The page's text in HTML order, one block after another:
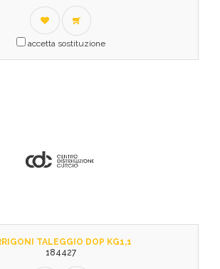
accetta sostituzione
TALEGGIO DOP KG1,1
184427